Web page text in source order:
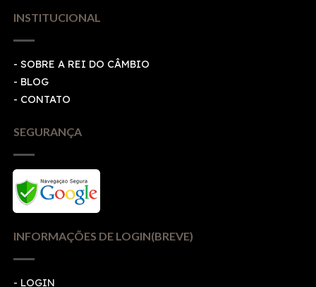
INSTITUCIONAL
- SOBRE A REI DO CÂMBIO
- BLOG
- CONTATO
SEGURANÇA
INFORMAÇÕES DE LOGIN(BREVE)
- LOGIN